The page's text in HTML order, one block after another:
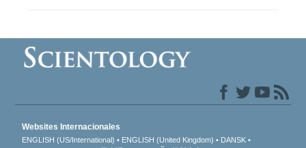
Websites Internacionales
ENGLISH (US/International) ENGLISH (United Kingdom)
DANSK